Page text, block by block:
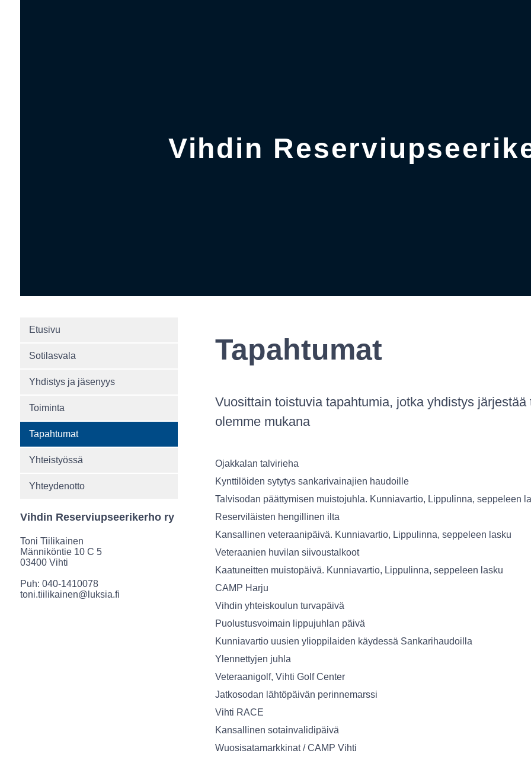
Vihdin
Etusivu
Sotilasvala
Yhdistys ja jäsenyys
Toiminta
Tapahtumat
Yhteistyössä
Yhteydenotto
Vihdin Reserviupseerikerho ry
Toni Tiilikainen
Männiköntie 10 C 5
03400 Vihti
Puh: 040-1410078
toni.tiilikainen@luksia.fi
Tapahtumat
Vuosittain toistuvia tapahtumia, jotka yhdistys järjestää
olemme mukana
Ojakkalan talvirieha
Kynttilöiden sytytys sankarivainajien haudoille
Talvisodan päättymisen muistojuhla. Kunniavartio, Lippulinna, seppeleen
Reserviläisten hengillinen ilta
Kansallinen veteraanipäivä. Kunniavartio, Lippulinna, seppeleen lasku
Veteraanien huvilan siivoustalkoot
Kaatuneitten muistopäivä. Kunniavartio, Lippulinna, seppeleen lasku
CAMP Harju
Vihdin yhteiskoulun turvapäivä
Puolustusvoimain lippujuhlan päivä
Kunniavartio uusien ylioppilaiden käydessä Sankarihaudoilla
Ylennettyjen juhla
Veteraanigolf, Vihti Golf Center
Jatkosodan lähtöpäivän perinnemarssi
Vihti RACE
Kansallinen sotainvalidipäivä
Wuosisatamarkkinat / CAMP Vihti